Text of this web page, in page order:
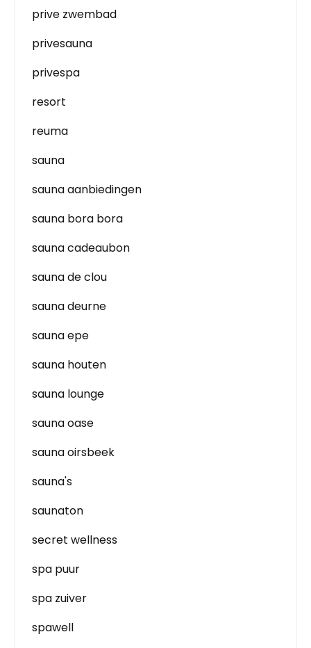
prive zwembad
privesauna
privespa
resort
reuma
sauna
sauna aanbiedingen
sauna bora bora
sauna cadeaubon
sauna de clou
sauna deurne
sauna epe
sauna houten
sauna lounge
sauna oase
sauna oirsbeek
sauna's
saunaton
secret wellness
spa puur
spa zuiver
spawell